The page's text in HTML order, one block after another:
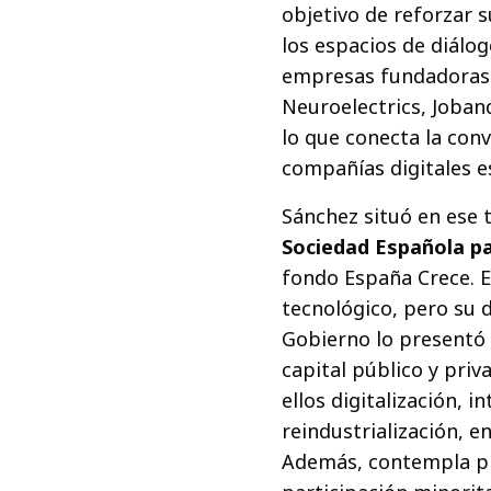
objetivo de reforzar
los espacios de
empresas
Neuroelectrics,
lo que conecta la
compañías digitales
Sánchez situó en
Sociedad Española
fondo España Crece.
tecnológico, pero su
Gobierno lo
capital público y
ellos digitalización,
reindustrialización,
Además, contempla